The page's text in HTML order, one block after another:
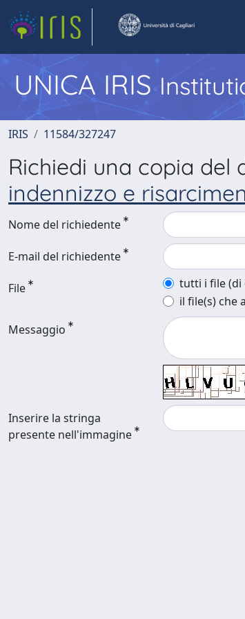
UNICA IRIS
IRIS 11584/327247
Richiedi una copia del
indennizzo e
Nome del richiedente
E-mail del richiedente
File
tutti i file (di
il file(s) che
Messaggio
Inserire la stringa
presente nell'immagine